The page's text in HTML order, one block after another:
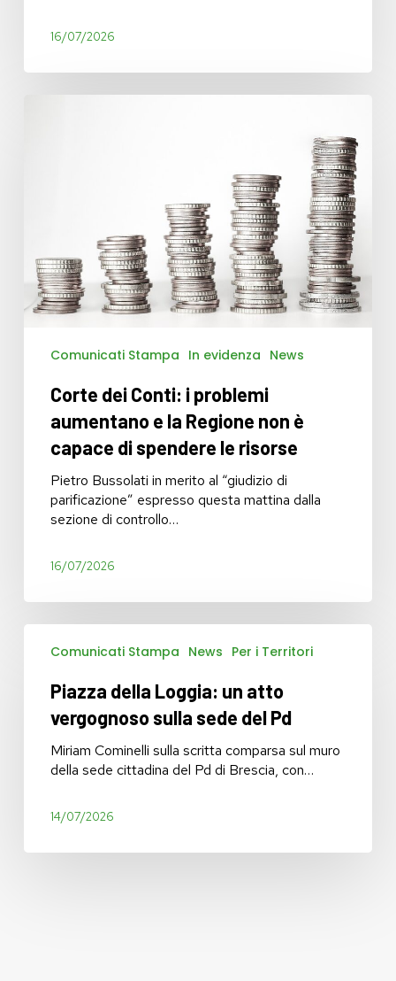
16/07/2026
Regione
non
capace
spendere
risorse
Comunicati Stampa In evidenza News
Corte dei Conti: i problemi
aumentano e la Regione non è
capace di spendere le risorse
Pietro Bussolati in merito al “giudizio di
parificazione” espresso questa mattina dalla
sezione di controllo…
16/07/2026
vergognoso
sede
Comunicati Stampa News Per i Territori
Piazza della Loggia: un atto
vergognoso sulla sede del Pd
Miriam Cominelli sulla scritta comparsa sul muro
della sede cittadina del Pd di Brescia, con…
14/07/2026